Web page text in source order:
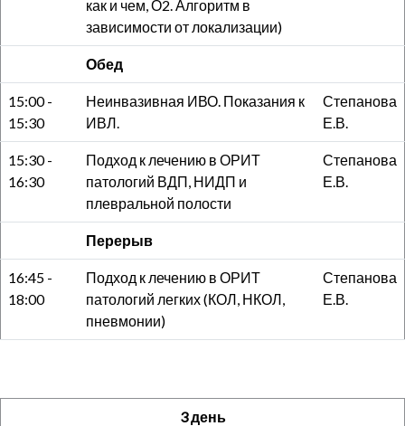
как и чем, О2. Алгоритм в
зависимости от локализации)
Обед
15:00 -
15:30
Неинвазивная ИВО. Показания к
ИВЛ.
Степанова
Е.В.
15:30 -
16:30
Подход к лечению в ОРИТ
патологий ВДП, НИДП и
плевральной полости
Степанова
Е.В.
Перерыв
16:45 -
18:00
Подход к лечению в ОРИТ
патологий легких (КОЛ, НКОЛ,
пневмонии)
Степанова
Е.В.
3 день